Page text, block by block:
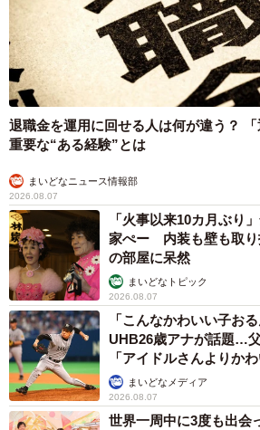
タカラトミーさんからのメッセージをお母さん
（提供：Nunoさん）
Nunoさんによると、息子くんは鉄道
ら電車が大好きになり、プラレール遊
うです。
退職金を運用に回せる人は何が違う？
重要な“ある経験”とは
まいどなニュース情報部
2026.08.07
「火事以来10カ月ぶり
家ぺー 内装も壁も取り
の部屋に呆然
まいどなトピック
2026.08.07
「こんなかわいい子お
UHB26歳アナが話題…
「アイドルさんよりか
か」まいどなメディア
2026.08.07
世界一周中に3度も出